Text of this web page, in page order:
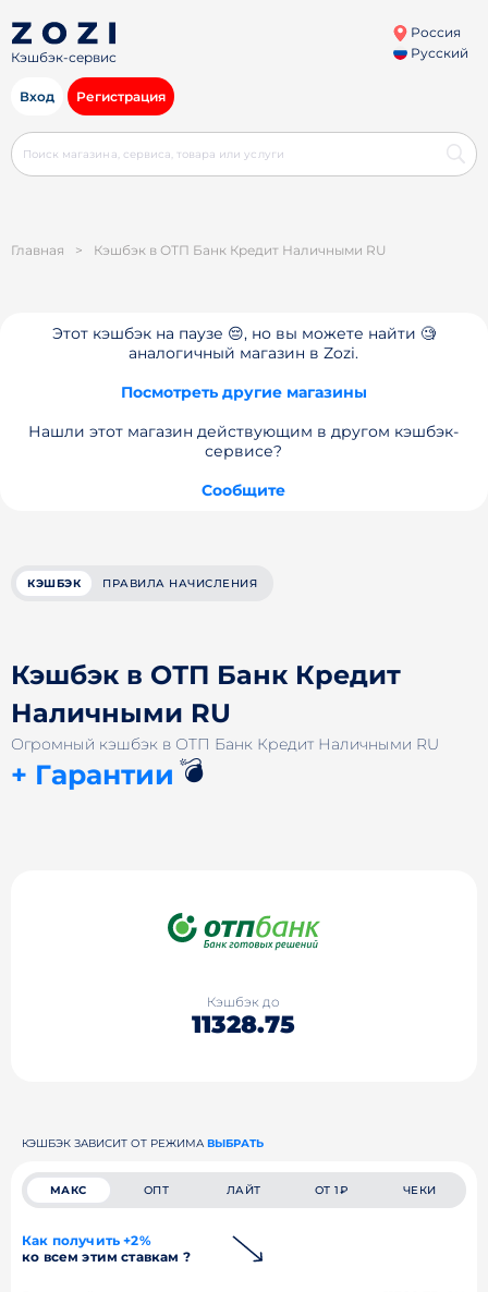
Кэшбэк-сервис
Россия
Русский
Вход Регистрация
Главная > Кэшбэк в ОТП Банк Кредит Наличными RU
Этот кэшбэк на паузе 😔, но вы можете найти 🧐
аналогичный магазин в Zozi.
Посмотреть другие магазины
Нашли этот магазин действующим в другом кэшбэк-
сервисе?
Сообщите
КЭШБЭК ПРАВИЛА НАЧИСЛЕНИЯ
Кэшбэк в ОТП Банк Кредит
Наличными RU
Огромный кэшбэк в ОТП Банк Кредит Наличными RU
+ Гарантии 💣
Кэшбэк до
11328.75
КЭШБЭК ЗАВИСИТ ОТ РЕЖИМА ВЫБРАТЬ
МАКС ОПТ ЛАЙТ ОТ 1₽ ЧЕКИ
Как получить +2%
ко всем этим ставкам ?